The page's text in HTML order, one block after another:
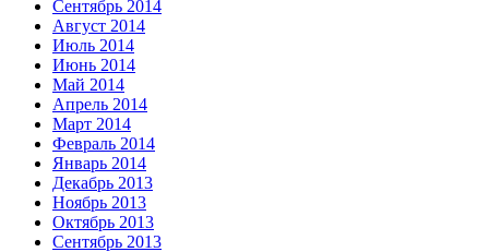
Сентябрь 2014
Август 2014
Июль 2014
Июнь 2014
Май 2014
Апрель 2014
Март 2014
Февраль 2014
Январь 2014
Декабрь 2013
Ноябрь 2013
Октябрь 2013
Сентябрь 2013